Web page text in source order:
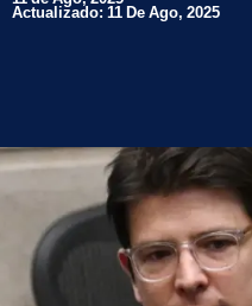
Actualizado: 11 De Ago, 2025